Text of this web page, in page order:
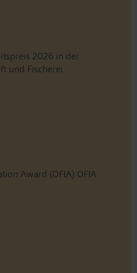
2026 in der
und Fischerei
Award (OFIA) OFIA